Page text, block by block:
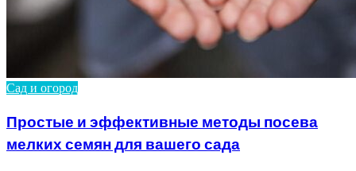
Сад и огород
Простые и эффективные методы посева
мелких семян для вашего сада